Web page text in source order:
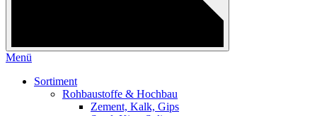
Menü
Sortiment
Rohbaustoffe & Hochbau
Zement, Kalk, Gips